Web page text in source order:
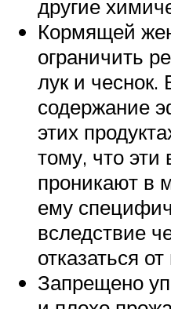
другие
Кормящей
ограничить
лук и чеснок.
содержание
этих
тому, что эти
проникают в
ему
вследствие
отказаться от
Запрещено